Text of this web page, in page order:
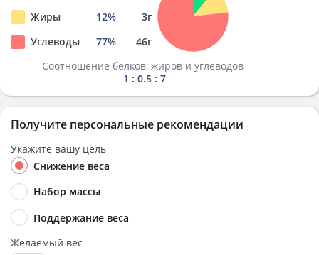
Жиры
12% 3г
Углеводы
77% 46г
Соотношение белков, жиров и углеводов
1 : 0.5 : 7
Получите персональные рекомендации
Укажите вашу цель
Снижение веса
Набор массы
Поддержание веса
Желаемый вес